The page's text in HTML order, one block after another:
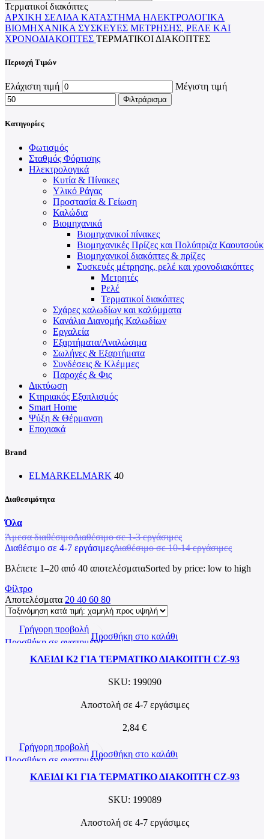
Τερματικοί διακόπτες
ΑΡΧΙΚΉ ΣΕΛΊΔΑ ΚΑΤΆΣΤΗΜΑ ΗΛΕΚΤΡΟΛΟΓΙΚΆ
ΒΙΟΜΗΧΑΝΙΚΆ ΣΥΣΚΕΥΈΣ ΜΈΤΡΗΣΗΣ, ΡΕΛΈ ΚΑΙ
ΧΡΟΝΟΔΙΑΚΌΠΤΕΣ ΤΕΡΜΑΤΙΚΟΊ ΔΙΑΚΌΠΤΕΣ
Περιοχή Τιμών
Ελάχιστη τιμή Μέγιστη τιμή
Φιλτράρισμα
Κατηγορίες
Φωτισμός
Σταθμός Φόρτισης
Ηλεκτρολογικά
Κυτία & Πίνακες
Υλικό Ράγας
Προστασία & Γείωση
Καλώδια
Βιομηχανικά
Βιομηχανικοί πίνακες
Βιομηχανικές Πρίζες και Πολύπριζα Καουτσούκ
Βιομηχανικοί διακόπτες & πρίζες
Συσκευές μέτρησης, ρελέ και χρονοδιακόπτες
Μετρητές
Ρελέ
Τερματικοί διακόπτες
Σχάρες καλωδίων και καλύμματα
Κανάλια Διανομής Καλωδίων
Εργαλεία
Εξαρτήματα/Αναλώσιμα
Σωλήνες & Εξαρτήματα
Συνδέσεις & Κλέμμες
Παροχές & Φις
Δικτύωση
Κτηριακός Εξοπλισμός
Smart Home
Ψύξη & Θέρμανση
Εποχιακά
Brand
ELMARKELMARK 40
Διαθεσιμότητα
Όλα
Άμεσα διαθέσιμοΔιαθέσιμο σε 1-3 εργάσιμες
Διαθέσιμο σε 4-7 εργάσιμεςΔιαθέσιμο σε 10-14 εργάσιμες
Βλέπετε 1–20 από 40 αποτελέσματαSorted by price: low to high
Φίλτρο
Αποτελέσματα 20 40 60 80
Γρήγορη προβολή
Προσθήκη σε αγαπημένα
Προσθήκη στο καλάθι
ΚΛΕΙΔΙ K2 ΓΙΑ ΤΕΡΜΑΤΙΚΟ ΔΙΑΚΟΠΤΗ CZ-93
SKU: 199090
Αποστολή σε 4-7 εργάσιμες
2,84 €
Γρήγορη προβολή
Προσθήκη σε αγαπημένα
Προσθήκη στο καλάθι
ΚΛΕΙΔΙ K1 ΓΙΑ ΤΕΡΜΑΤΙΚΟ ΔΙΑΚΟΠΤΗ CZ-93
SKU: 199089
Αποστολή σε 4-7 εργάσιμες